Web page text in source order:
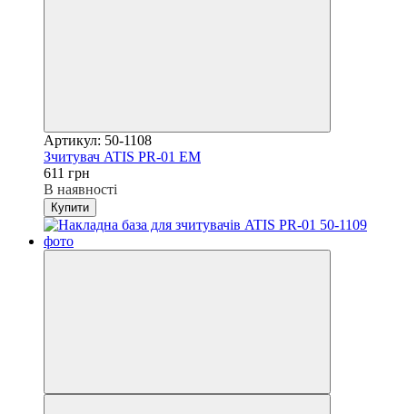
Артикул: 50-1108
Зчитувач ATIS PR-01 EM
611 грн
В наявності
Купити